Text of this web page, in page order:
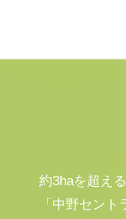
約3haを超え
「中野セン